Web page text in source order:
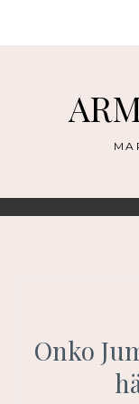
Onko